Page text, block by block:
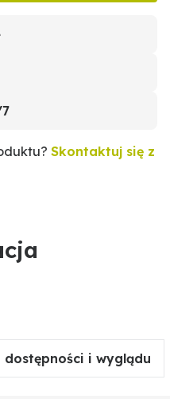
Skontaktuj się z
dostępności i wyglądu